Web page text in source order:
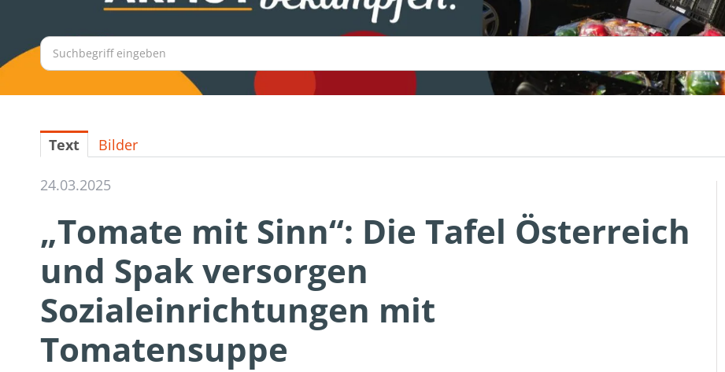
Text Bilder
24.03.2025
„Tomate mit Sinn“: Die Tafel Österreich
und Spak versorgen
Sozialeinrichtungen mit
Tomatensuppe